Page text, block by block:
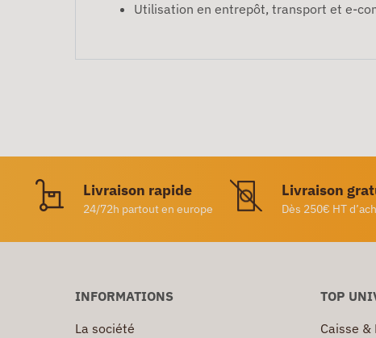
Utilisation en entrepôt, transport et e-
Livraison rapide
24/72h partout en europe
Livraison
Dès 250€ HT
INFORMATIONS
La société
TOP
Caisse